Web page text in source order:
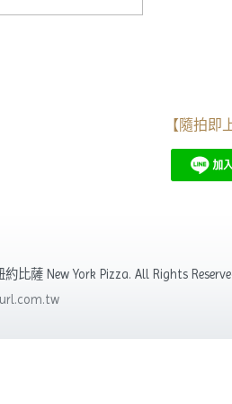
【隨拍即
比薩 New York Pizza. All Rights